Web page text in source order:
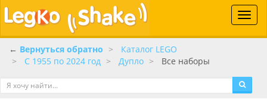
Toggle
← Вернуться обратно
Каталог LEGO
C 1955 по 2024 год
Дупло Все наборы